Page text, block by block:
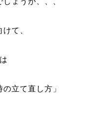
て、
立て直し方」